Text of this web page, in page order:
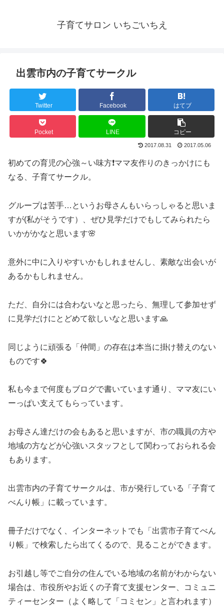
子育てサロン いちごいちえ
出雲市内の子育てサークル
Twitter Facebook はてブ
Pocket LINE コピー
2017.08.31 2017.05.06
初めての育児の心強～い味方❗️ママ友作りのきっかけにも
なる、子育てサークル。
グループは苦手…というお母さんもいらっしゃると思いま
すが(私がそうです）、ぜひ見学だけでもしてみられたら
いかがかなと思います🌸
意外に中に入りやすいかもしれませんし、素敵な出会いが
あるかもしれません。
ただ、自分には合わないなと思ったら、無理して参加せず
に見学だけにとどめて欲しいなと思います🙏
同じように頑張る「仲間」の存在は本当に掛け替えのない
ものです🍀
私も今まで何度もブログで書いています通り、ママ友にい
ーっぱい支えてもらっています。
お母さん達だけの会もあると思いますが、市の職員の方や
地域の方などが心強いスタッフとして関わっておられる会
もあります。
出雲市内の子育てサークルは、市が発行している「子育て
べんり帳」に載っています。
冊子だけでなく、インターネットでも「出雲市子育てべん
り帳」で検索したら出てくるので、見ることができます。
お引越し等でご自分の住んでいる地域の名前がわからない
場合は、市役所やお近くの子育て支援センター、コミュニ
ティーセンター（よく略して「コミセン」と言われます）